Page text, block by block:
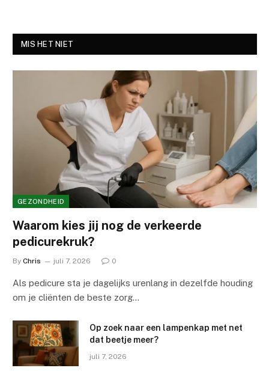
MIS HET NIET
GEZONDHEID
Waarom kies jij nog de verkeerde
pedicurekruk?
By Chris juli 7, 2026 0
Als pedicure sta je dagelijks urenlang in dezelfde houding
om je cliënten de beste zorg…
Op zoek naar een lampenkap met net
dat beetje meer?
juli 7, 2026